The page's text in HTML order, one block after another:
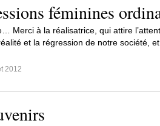
féminines
Merci à la réalisatrice, qui attire
et la régression de notre société,
2012